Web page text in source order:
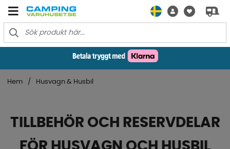
Hem Husvagn & Husbil
TILLBEHÖR OCH RESERVDELAR